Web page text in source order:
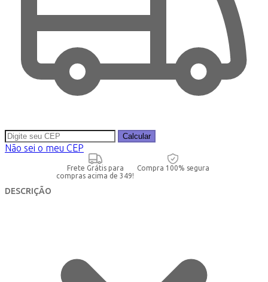
Calcular
Não sei o meu CEP
Frete Grátis para
compras acima de 349!
Compra 100% segura
DESCRIÇÃO